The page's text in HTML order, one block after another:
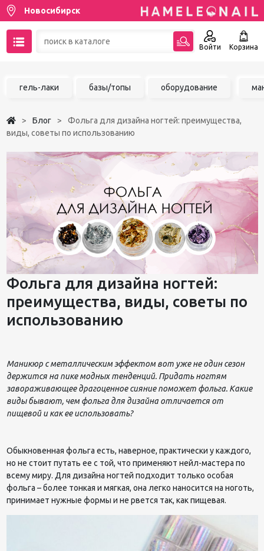
Новосибирск
Войти Корзина
Чат в MAX
Акции
Избранное
гель-лаки базы/топы оборудование
Блог
Фольга для дизайна ногтей: преимущества,
виды, советы по использованию
Фольга для дизайна ногтей:
преимущества, виды, советы по
использованию
Маникюр с металлическим эффектом вот уже не один сезон
держится на пике модных тенденций. Придать ногтям
завораживающее драгоценное сияние поможет фольга. Какие
виды бывают, чем фольга для дизайна отличается от
пищевой и как ее использовать?
Обыкновенная фольга есть, наверное, практически у каждого,
но не стоит путать ее с той, что применяют нейл-мастера по
всему миру. Для дизайна ногтей подходит только особая
фольга – более тонкая и мягкая, она легко наносится на ноготь,
принимает нужные формы и не рвется так, как пищевая.